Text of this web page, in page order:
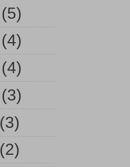
(5)
(4)
(4)
(3)
(3)
(2)